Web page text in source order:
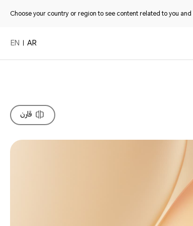
Choose your country or region to see content related to you and
AR
EN
قارن